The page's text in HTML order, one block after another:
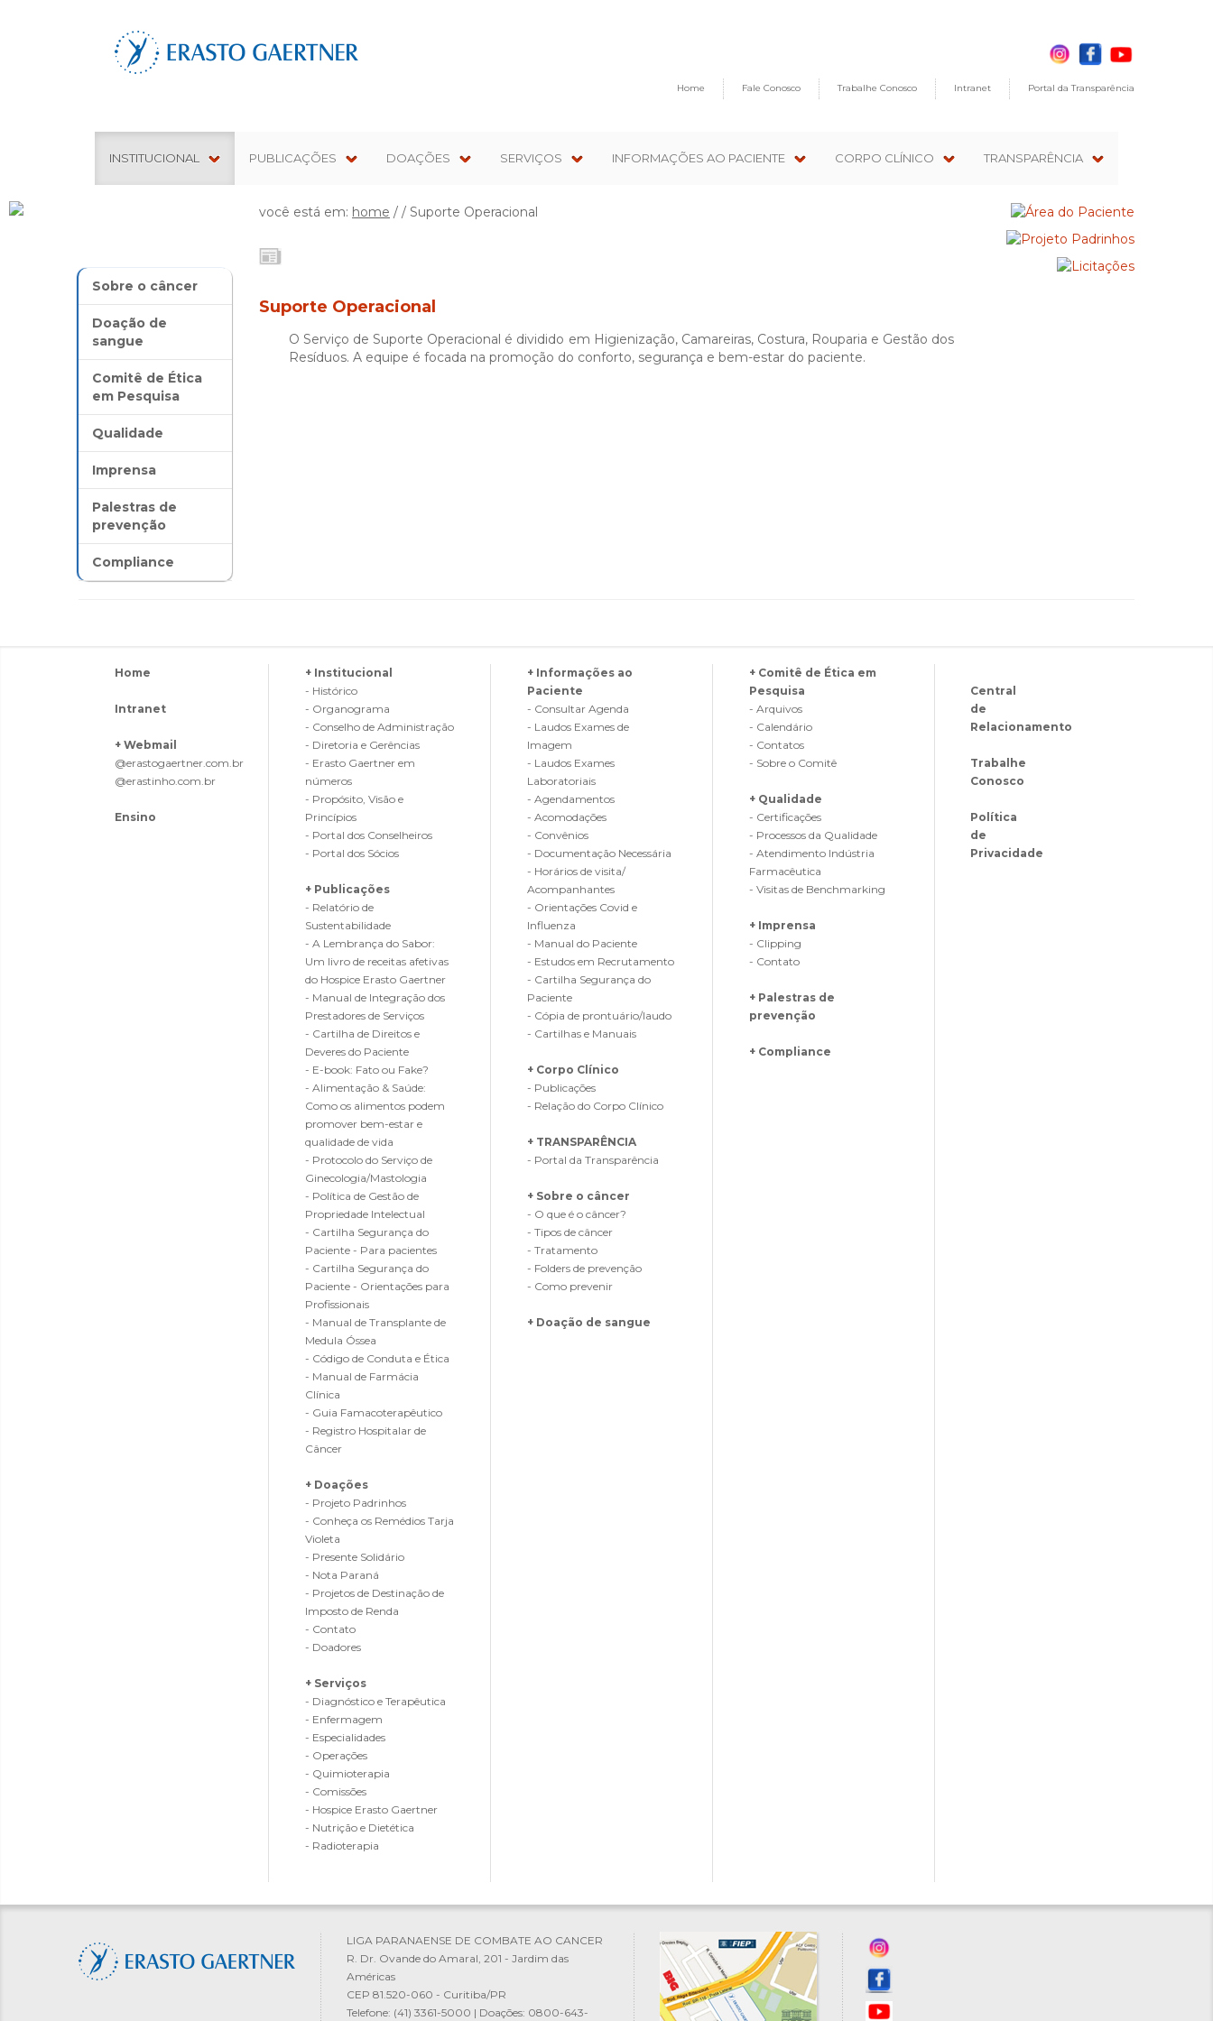
Home Fale Conosco Trabalhe Conosco Intranet Portal da Transparência
INSTITUCIONAL PUBLICAÇÕES DOAÇÕES SERVIÇOS INFORMAÇÕES AO PACIENTE CORPO CLÍNICO TRANSPARÊNCIA
Sobre o câncer
Doação de
sangue
Comitê de Ética
em Pesquisa
Qualidade
Imprensa
Palestras de
prevenção
Compliance
você está em: home / / Suporte Operacional
Suporte Operacional
O Serviço de Suporte Operacional é dividido em Higienização, Camareiras, Costura, Rouparia e Gestão dos
Resíduos. A equipe é focada na promoção do conforto, segurança e bem-estar do paciente.
Home
Intranet
+ Webmail
@erastogaertner.com.br
@erastinho.com.br
Ensino
+ Institucional
- Histórico
- Organograma
- Conselho de Administração
- Diretoria e Gerências
- Erasto Gaertner em
números
- Propósito, Visão e
Princípios
- Portal dos Conselheiros
- Portal dos Sócios
+ Publicações
- Relatório de
Sustentabilidade
- A Lembrança do Sabor:
Um livro de receitas afetivas
do Hospice Erasto Gaertner
- Manual de Integração dos
Prestadores de Serviços
- Cartilha de Direitos e
Deveres do Paciente
- E-book: Fato ou Fake?
- Alimentação & Saúde:
Como os alimentos podem
promover bem-estar e
qualidade de vida
- Protocolo do Serviço de
Ginecologia/Mastologia
- Política de Gestão de
Propriedade Intelectual
- Cartilha Segurança do
Paciente - Para pacientes
- Cartilha Segurança do
Paciente - Orientações para
Profissionais
- Manual de Transplante de
Medula Óssea
- Código de Conduta e Ética
- Manual de Farmácia
Clínica
- Guia Famacoterapêutico
- Registro Hospitalar de
Câncer
+ Doações
- Projeto Padrinhos
- Conheça os Remédios Tarja
Violeta
- Presente Solidário
- Nota Paraná
- Projetos de Destinação de
Imposto de Renda
- Contato
- Doadores
+ Serviços
- Diagnóstico e Terapêutica
- Enfermagem
- Especialidades
- Operações
- Quimioterapia
- Comissões
- Hospice Erasto Gaertner
- Nutrição e Dietética
- Radioterapia
+ Informações ao
Paciente
- Consultar Agenda
- Laudos Exames de
Imagem
- Laudos Exames
Laboratoriais
- Agendamentos
- Acomodações
- Convênios
- Documentação Necessária
- Horários de visita/
Acompanhantes
- Orientações Covid e
Influenza
- Manual do Paciente
- Estudos em Recrutamento
- Cartilha Segurança do
Paciente
- Cópia de prontuário/laudo
- Cartilhas e Manuais
+ Corpo Clínico
- Publicações
- Relação do Corpo Clínico
+ TRANSPARÊNCIA
- Portal da Transparência
+ Sobre o câncer
- O que é o câncer?
- Tipos de câncer
- Tratamento
- Folders de prevenção
- Como prevenir
+ Doação de sangue
+ Comitê de Ética em
Pesquisa
- Arquivos
- Calendário
- Contatos
- Sobre o Comitê
+ Qualidade
- Certificações
- Processos da Qualidade
- Atendimento Indústria
Farmacêutica
- Visitas de Benchmarking
+ Imprensa
- Clipping
- Contato
+ Palestras de
prevenção
+ Compliance
Central
de
Relacionamento
Trabalhe
Conosco
Política
de
Privacidade
LIGA PARANAENSE DE COMBATE AO CANCER
R. Dr. Ovande do Amaral, 201 - Jardim das
Américas
CEP 81.520-060 - Curitiba/PR
Telefone: (41) 3361-5000 | Doações: 0800-643-